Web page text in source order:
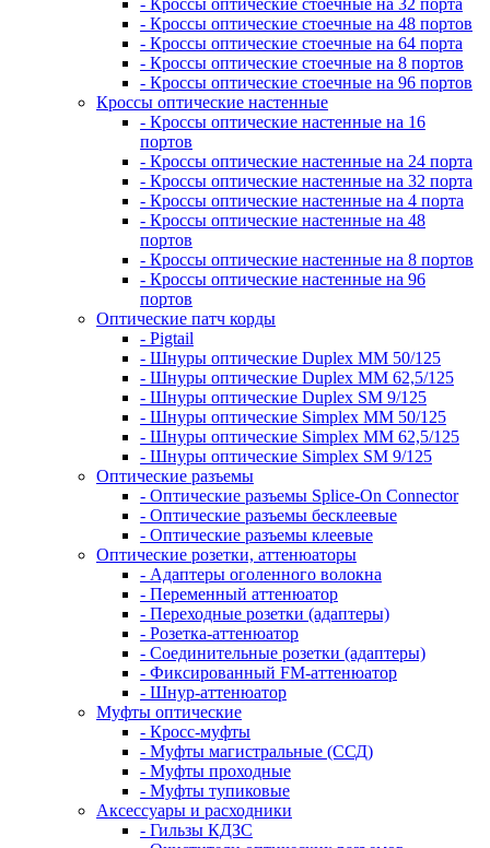
- Кроссы оптические стоечные на 32 порта
- Кроссы оптические стоечные на 48 портов
- Кроссы оптические стоечные на 64 порта
- Кроссы оптические стоечные на 8 портов
- Кроссы оптические стоечные на 96 портов
Кроссы оптические настенные
- Кроссы оптические настенные на 16
портов
- Кроссы оптические настенные на 24 порта
- Кроссы оптические настенные на 32 порта
- Кроссы оптические настенные на 4 порта
- Кроссы оптические настенные на 48
портов
- Кроссы оптические настенные на 8 портов
- Кроссы оптические настенные на 96
портов
Оптические патч корды
- Pigtail
- Шнуры оптические Duplex MM 50/125
- Шнуры оптические Duplex MM 62,5/125
- Шнуры оптические Duplex SM 9/125
- Шнуры оптические Simplex MM 50/125
- Шнуры оптические Simplex MM 62,5/125
- Шнуры оптические Simplex SM 9/125
Оптические разъемы
- Оптические разъемы Splice-On Connector
- Оптические разъемы бесклеевые
- Оптические разъемы клеевые
Оптические розетки, аттенюаторы
- Адаптеры оголенного волокна
- Переменный аттенюатор
- Переходные розетки (адаптеры)
- Розетка-аттенюатор
- Соединительные розетки (адаптеры)
- Фиксированный FM-аттенюатор
- Шнур-аттенюатор
Муфты оптические
- Кросс-муфты
- Муфты магистральные (ССД)
- Муфты проходные
- Муфты тупиковые
Аксессуары и расходники
- Гильзы КДЗС